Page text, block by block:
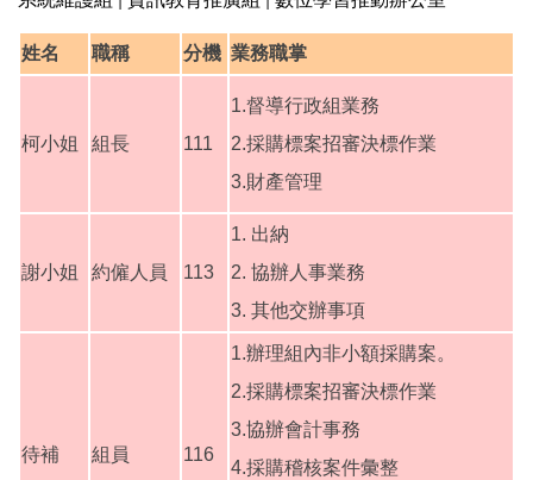
姓名 職稱 分機 業務職掌
柯小姐 組長 111
1.督導行政組業務
2.採購標案招審決標作業
3.財產管理
謝小姐 約僱人員 113
1. 出納
2. 協辦人事業務
3. 其他交辦事項
待補 組員 116
1.辦理組內非小額採購案。
2.採購標案招審決標作業
3.協辦會計事務
4.採購稽核案件彙整